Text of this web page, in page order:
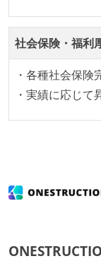
アジャイル
1ヶ月以下の
している
デイリーでス
に準じるチー
イテレーシ
形で行ってい
ワークフロ
社会保険・福利
・各種社会保険
・実績に応じて